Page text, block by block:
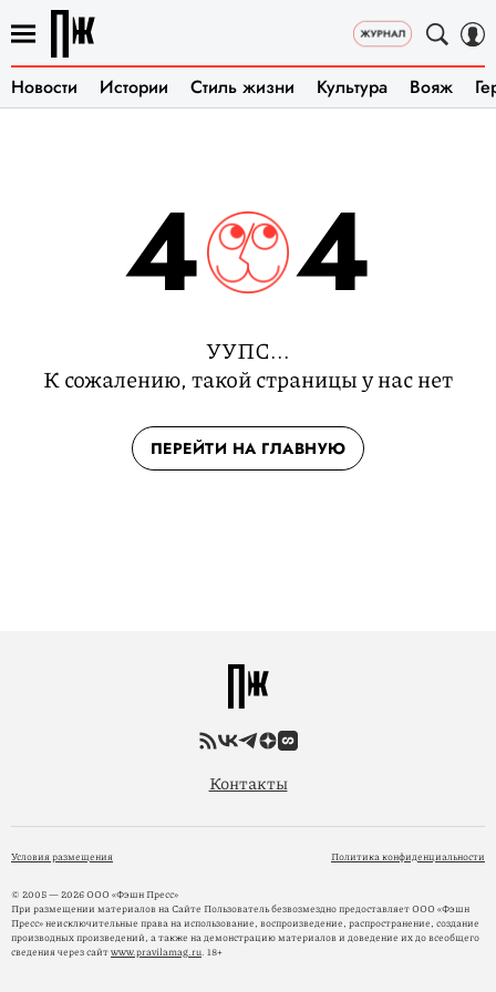
Новости Истории Стиль жизни Культура Вояж
4 4
УУПС...
К сожалению, такой страницы у нас нет
ПЕРЕЙТИ НА ГЛАВНУЮ
Контакты
Условия размещения Политика конфиденциальности
© 2005 — 2026 ООО «Фэшн Пресс»
При размещении материалов на Сайте Пользователь безвозмездно предоставляет ООО «Фэшн
Пресс» неисключительные права на использование, воспроизведение, распространение, создание
производных произведений, а также на демонстрацию материалов и доведение их до всеобщего
сведения через сайтwww.pravilamag.ru. 18+